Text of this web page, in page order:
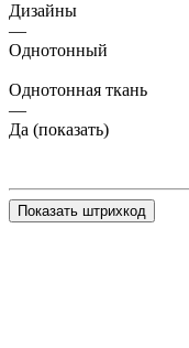
Дизайны
—
Однотонный
Однотонная ткань
—
Да (показать)
Показать штрихкод